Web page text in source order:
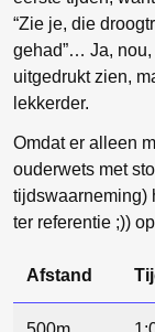
“Zie je, die
gehad”… Ja,
uitgedrukt zien,
lekkerder.
Omdat er alleen
ouderwets met
tijdswaarneming)
ter referentie ;))
Afstand